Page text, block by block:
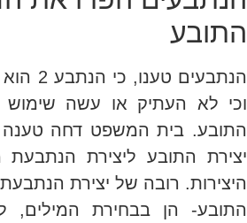
התובע
וכי לא העתיק או עשה שימוש
התובע. בית המשפט דחה טענה
יצירת התובע ליצירת הנתבעת
היצירות. רובה של יצירת הנתבעת
התובע- הן בבחירת המילים,